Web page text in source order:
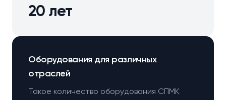
20 лет
Оборудования для различных
отраслей
Такое количество оборудования СПМК